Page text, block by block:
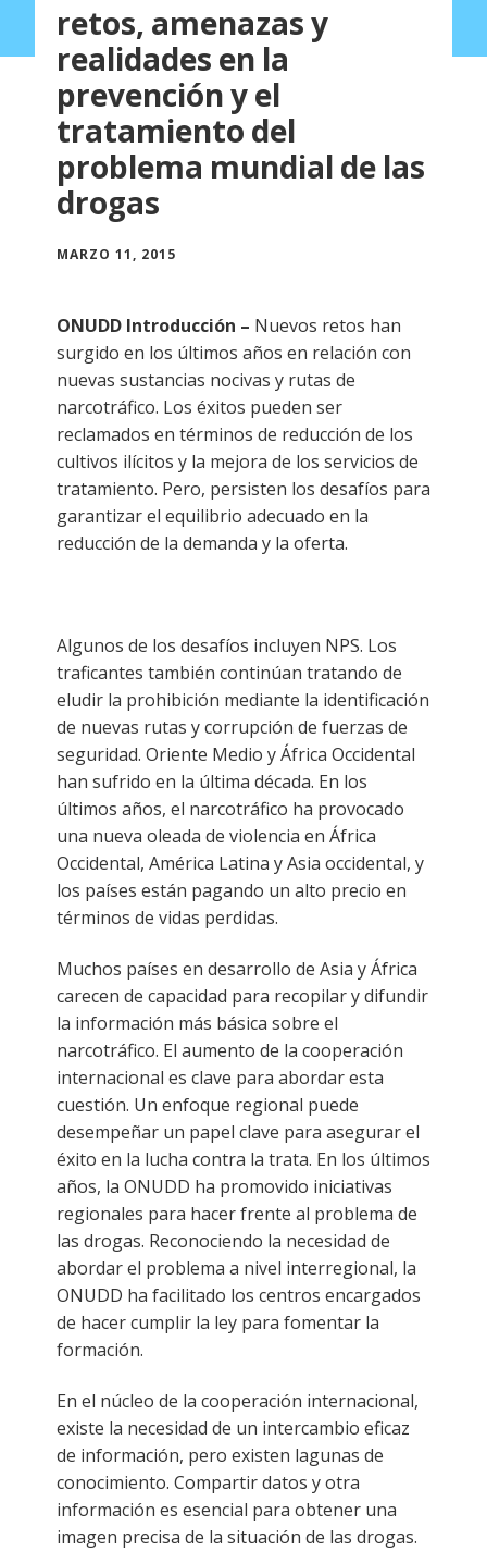
retos, amenazas y
realidades en la
prevención y el
tratamiento del
problema mundial de las
drogas
MARZO 11, 2015
ONUDD Introducción – Nuevos retos han
surgido en los últimos años en relación con
nuevas sustancias nocivas y rutas de
narcotráfico. Los éxitos pueden ser
reclamados en términos de reducción de los
cultivos ilícitos y la mejora de los servicios de
tratamiento. Pero, persisten los desafíos para
garantizar el equilibrio adecuado en la
reducción de la demanda y la oferta.
Algunos de los desafíos incluyen NPS. Los
traficantes también continúan tratando de
eludir la prohibición mediante la identificación
de nuevas rutas y corrupción de fuerzas de
seguridad. Oriente Medio y África Occidental
han sufrido en la última década. En los
últimos años, el narcotráfico ha provocado
una nueva oleada de violencia en África
Occidental, América Latina y Asia occidental, y
los países están pagando un alto precio en
términos de vidas perdidas.
Muchos países en desarrollo de Asia y África
carecen de capacidad para recopilar y difundir
la información más básica sobre el
narcotráfico. El aumento de la cooperación
internacional es clave para abordar esta
cuestión. Un enfoque regional puede
desempeñar un papel clave para asegurar el
éxito en la lucha contra la trata. En los últimos
años, la ONUDD ha promovido iniciativas
regionales para hacer frente al problema de
las drogas. Reconociendo la necesidad de
abordar el problema a nivel interregional, la
ONUDD ha facilitado los centros encargados
de hacer cumplir la ley para fomentar la
formación.
En el núcleo de la cooperación internacional,
existe la necesidad de un intercambio eficaz
de información, pero existen lagunas de
conocimiento. Compartir datos y otra
información es esencial para obtener una
imagen precisa de la situación de las drogas.